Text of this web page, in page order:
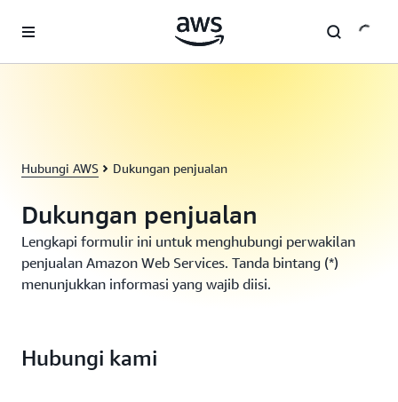
Hubungi AWS Dukungan penjualan
Dukungan penjualan
Lengkapi formulir ini untuk menghubungi perwakilan
penjualan Amazon Web Services. Tanda bintang (*)
menunjukkan informasi yang wajib diisi.
Hubungi kami